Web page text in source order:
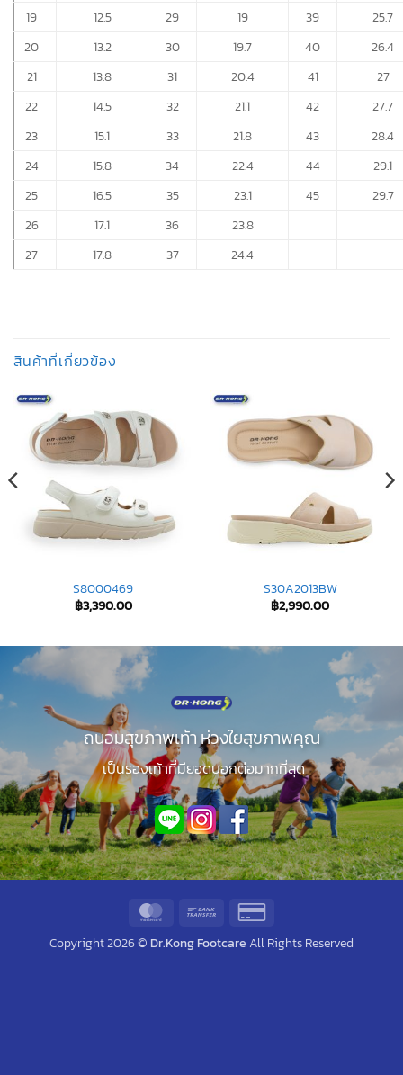
19
12.5 29 19 39
25.7
20
13.2 30 19.7 40
26.4
21
13.8 31 20.4 41
27
22
14.5 32 21.1 42
27.7
23
15.1 33 21.8 43
28.4
24
15.8 34 22.4 44
29.1
25
16.5 35 23.1 45
29.7
26
17.1 36
23.8
27
17.8 37 24.4
สินค้าที่เกี่ยวข้อง
S8000469
฿3,390.00
S30A2013BW
฿2,990.00
ถนอมสุขภาพเท้า ห่วงใยสุขภาพคุณ
เป็นรองเท้าที่มียอดบอกต่อมากที่สุด
MasterCard Bank
2
Copyright 2026 © Dr.Kong Footcare All Rights Reserved